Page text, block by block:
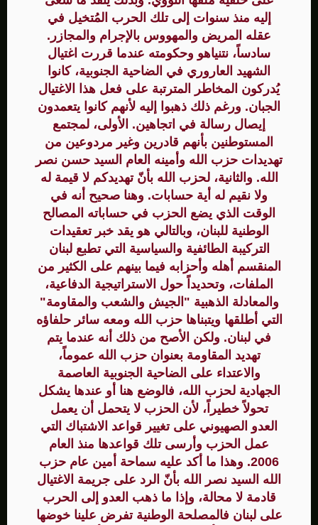
إليه منذ سنوات إلى تلك الحرب المُتخيل في
عقله المريض والمهووس بالإجرام والمجازر.
سادساً، نتنياهو وحكومته عندما قررت اغتيال
الشهيد العاروري في الضاحية الجنوبية، كانوا
يُدركون المخاطر المترتبة على فعل هذا الاغتيال
الجبان. ورغم ذلك ذهبوا إليه لأنهم كانوا يتعمدون
إيصال رسالة في اتجاهين. الأولى، لمجتمع
المستوطنين بأنهم قادرين وغير مردوعين من
تهديدات حزب الله وأمينه العام السيد حسن نصر
الله. والثانية، لحزب الله بأنّ تهديدكم لا قيمة له
ولا نقيم له أية حسابات. وهنا صحيح أنه في
الوقت الذي يضع الحزب في حساباته المصالح
الوطنية للبنان، وبالتالي هو يقد خبر تعقيدات
التركيبة الطائفية والسياسية التي تطبع لبنان
المنقسم أهله وأحزابه فيما بينهم على الكثير من
الملفات، وتحديداً حول الاستراتيجية الدفاعية،
والمعادلة الذهبية "الجيش والشعب والمقاومة"
التي أطلقها ويتبناها حزب الله ومعه سائر حلفاؤه
في لبنان. ولكن الأصح من ذلك أنه عندما يتم
تهديد المقاومة بعنوان حزب الله عموماً،
والاعتداء على الضاحية الجنوبية العاصمة
الجهادية لحزب الله، فالوضع هنا أو عندها يشكل
تحولاً خطيراً، لأن الحزب لا يتحمل أن يعمل
العدو الصهيوني على تغيير قواعد الاشتباك التي
عمل الحزب وأرسى تلك قواعدها منذ العام
2006. وهذا ما أكد عليه سماحة أمين عام حزب
الله السيد نصر الله بأنّ الرد على جريمة الاغتيال
قادمة لا محالة، وإذا ما ذهب العدو إلى الحرب
على لبنان فالمصلحة الوطنية تفرض علينا خوضها